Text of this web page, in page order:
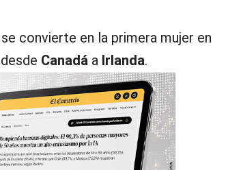
se convierte en la primera mujer en
Canadáa Irlanda.